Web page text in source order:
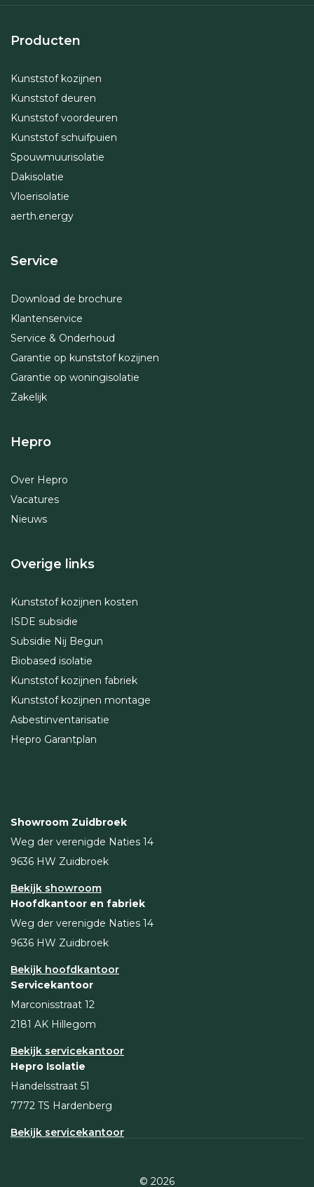
Producten
Kunststof kozijnen
Kunststof deuren
Kunststof voordeuren
Kunststof schuifpuien
Spouwmuurisolatie
Dakisolatie
Vloerisolatie
aerth.energy
Service
Download de brochure
Klantenservice
Service & Onderhoud
Garantie op kunststof kozijnen
Garantie op woningisolatie
Zakelijk
Hepro
Over Hepro
Vacatures
Nieuws
Overige links
Kunststof kozijnen kosten
ISDE subsidie
Subsidie Nij Begun
Biobased isolatie
Kunststof kozijnen fabriek
Kunststof kozijnen montage
Asbestinventarisatie
Hepro Garantplan
Showroom Zuidbroek
Weg der verenigde Naties 14
9636 HW Zuidbroek
Bekijk showroom
Hoofdkantoor en fabriek
Weg der verenigde Naties 14
9636 HW Zuidbroek
Bekijk hoofdkantoor
Servicekantoor
Marconisstraat 12
2181 AK Hillegom
Bekijk servicekantoor
Hepro Isolatie
Handelsstraat 51
7772 TS Hardenberg
Bekijk servicekantoor
© 2026